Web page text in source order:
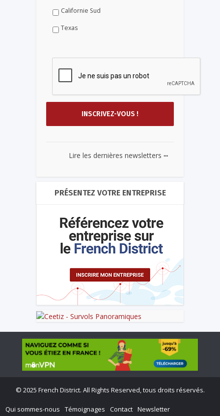
Californie Sud
Texas
Lire les dernières newsletters ...
PRÉSENTEZ VOTRE ENTREPRISE
© 2025 French District. All Rights Reserved, tous droits réservés.
Qui sommes-nous Témoignages Contact Newsletter